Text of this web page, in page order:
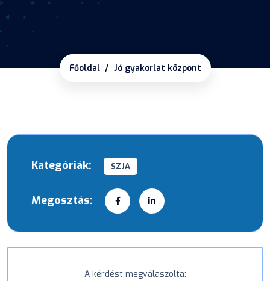
Főoldal Jó gyakorlat központ
Kategóriák: SZJA
Megosztás:
A kérdést megválaszolta: